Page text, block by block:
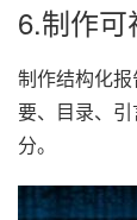
6.制作
制作结构化
要、目录、
分。